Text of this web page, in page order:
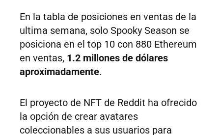
En la tabla de posiciones en ventas de la
ultima semana, solo Spooky Season se
posiciona en el top 10 con 880 Ethereum
en ventas, 1.2 millones de dólares
aproximadamente.
El proyecto de NFT de Reddit ha ofrecido
la opción de crear avatares
coleccionables a sus usuarios para